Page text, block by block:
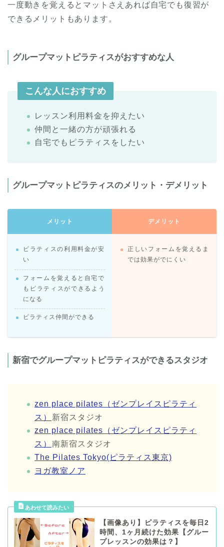
一度動きを覚えるとマットさえあれば自宅でも復習が
できるメリットもあります。
グループマットピラティスがおすすめな人
こんな人におすすめ
レッスン利用料金を抑えたい
仲間と一緒の方が頑張れる
自宅でもピラティスをしたい
グループマットピラティスのメリット・デメリット
メリット
ピラティスの利用料金が安
い
フォームを覚えると自宅で
もピラティスができるよう
になる
ピラティス仲間ができる
デメリット
正しいフォームを覚えるま
では効果がでにくい
新宿でグループマットピラティスができるスタジオ
zen place pilates（ゼンプレイスピラティ
ス）
新宿スタジオ
zen place pilates（ゼンプレイスピラティ
ス） 南新宿スタジオ
The Pilates Tokyo(ピラティス東京)
ヨガ教室ノア
【画像あり】ピラティスを毎日2
時間、1ヶ月続けた効果【グルー
プレッスンの効果は？】